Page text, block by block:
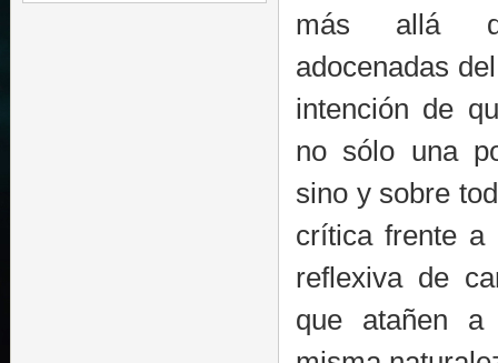
más allá
adocenadas
intención de
no sólo una
sino y sobre
crítica frente a
reflexiva de
que atañen